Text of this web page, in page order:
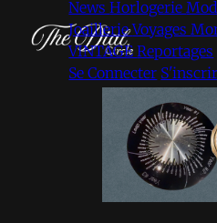
NewsHorlogerie
JoaillerieVoyages
VINTAGEReportages
Se Connecter